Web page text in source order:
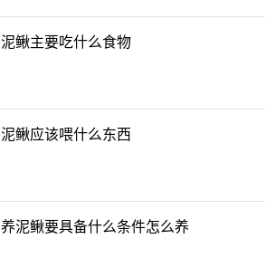
泥鳅主要吃什么食物
泥鳅应该喂什么东西
养泥鳅要具备什么条件怎么养